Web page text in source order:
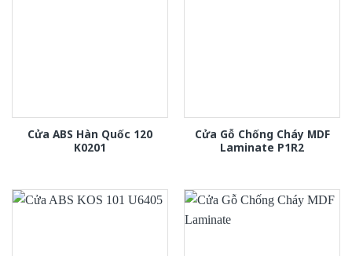
Cửa ABS Hàn Quốc 120
K0201
Cửa Gỗ Chống Cháy MDF
Laminate P1R2